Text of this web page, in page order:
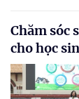
Chăm sóc
cho học